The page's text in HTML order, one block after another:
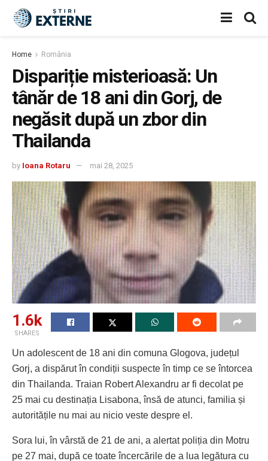
Home România
Dispariție misterioasă: Un
tânăr de 18 ani din Gorj, de
negăsit după un zbor din
Thailanda
by Ioana Rotaru mai 28, 2025
1.6k
SHARES
Un adolescent de 18 ani din comuna Glogova, județul
Gorj, a dispărut în condiții suspecte în timp ce se întorcea
din Thailanda. Traian Robert Alexandru ar fi decolat pe
25 mai cu destinația Lisabona, însă de atunci, familia și
autoritățile nu mai au nicio veste despre el.
Sora lui, în vârstă de 21 de ani, a alertat poliția din Motru
pe 27 mai, după ce toate încercările de a lua legătura cu